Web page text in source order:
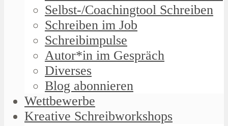
Selbst-/Coachingtool Schreiben
Schreiben im Job
Schreibimpulse
Autor*in im Gespräch
Diverses
Blog abonnieren
Wettbewerbe
Kreative Schreibworkshops